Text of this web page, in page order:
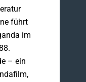
führt
im
– ein